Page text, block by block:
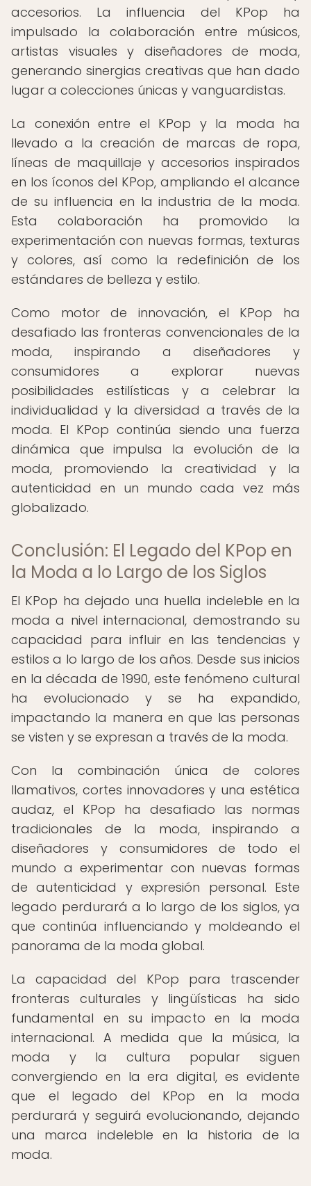
accesorios. La influencia del KPop ha
impulsado la colaboración entre músicos,
artistas visuales y diseñadores de moda,
generando sinergias creativas que han dado
lugar a colecciones únicas y vanguardistas.
La conexión entre el KPop y la moda ha
llevado a la creación de marcas de ropa,
líneas de maquillaje y accesorios inspirados
en los íconos del KPop, ampliando el alcance
de su influencia en la industria de la moda.
Esta colaboración ha promovido la
experimentación con nuevas formas, texturas
y colores, así como la redefinición de los
estándares de belleza y estilo.
Como motor de innovación, el KPop ha
desafiado las fronteras convencionales de la
moda, inspirando a diseñadores y
consumidores a explorar nuevas
posibilidades estilísticas y a celebrar la
individualidad y la diversidad a través de la
moda. El KPop continúa siendo una fuerza
dinámica que impulsa la evolución de la
moda, promoviendo la creatividad y la
autenticidad en un mundo cada vez más
globalizado.
Conclusión: El Legado del KPop en
la Moda a lo Largo de los Siglos
El KPop ha dejado una huella indeleble en la
moda a nivel internacional, demostrando su
capacidad para influir en las tendencias y
estilos a lo largo de los años. Desde sus inicios
en la década de 1990, este fenómeno cultural
ha evolucionado y se ha expandido,
impactando la manera en que las personas
se visten y se expresan a través de la moda.
Con la combinación única de colores
llamativos, cortes innovadores y una estética
audaz, el KPop ha desafiado las normas
tradicionales de la moda, inspirando a
diseñadores y consumidores de todo el
mundo a experimentar con nuevas formas
de autenticidad y expresión personal. Este
legado perdurará a lo largo de los siglos, ya
que continúa influenciando y moldeando el
panorama de la moda global.
La capacidad del KPop para trascender
fronteras culturales y lingüísticas ha sido
fundamental en su impacto en la moda
internacional. A medida que la música, la
moda y la cultura popular siguen
convergiendo en la era digital, es evidente
que el legado del KPop en la moda
perdurará y seguirá evolucionando, dejando
una marca indeleble en la historia de la
moda.